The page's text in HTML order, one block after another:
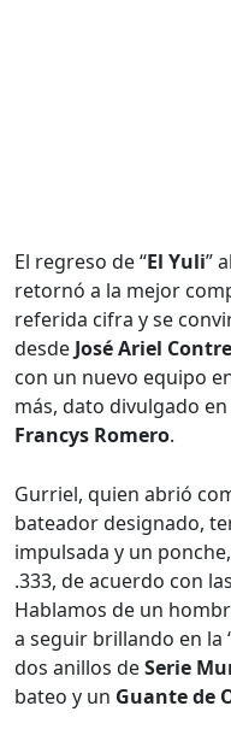
El regreso de “El Yuli”
retornó a la mejor
referida cifra y se
desde José Ariel
con un nuevo equipo
más, dato divulgado
Francys Romero.
Gurriel, quien abrió
bateador designado,
impulsada y un
.333, de acuerdo con
Hablamos de un
a seguir brillando en la
dos anillos deSerie
bateo y un Guante de